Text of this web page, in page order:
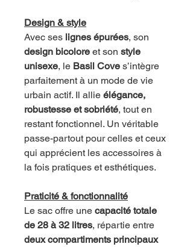
Design & style
Avec ses lignes épurées, son
design bicolore et son style
unisexe, le Basil Cove s’intègre
parfaitement à un mode de vie
urbain actif. Il allie élégance,
robustesse et sobriété, tout en
restant fonctionnel. Un véritable
passe-partout pour celles et ceux
qui apprécient les accessoires à
la fois pratiques et esthétiques.
Praticité & fonctionnalité
Le sac offre une capacité totale
de 28 à 32 litres, répartie entre
deux compartiments principaux